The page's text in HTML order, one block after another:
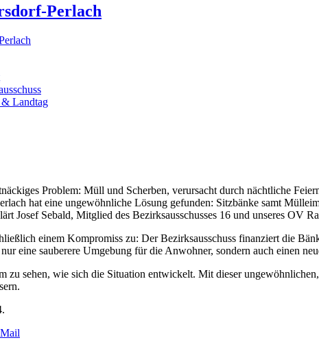
Perlach
& Landtag
Problem: Müll und Scherben, verursacht durch nächtliche
hat eine ungewöhnliche Lösung gefunden: Sitzbänke samt
Josef Sebald, Mitglied des Bezirksausschusses 16 und unseres
einem Kompromiss zu: Der Bezirksausschuss finanziert die
eine sauberere Umgebung für die Anwohner, sondern auch einen
zu sehen, wie sich die Situation entwickelt. Mit dieser